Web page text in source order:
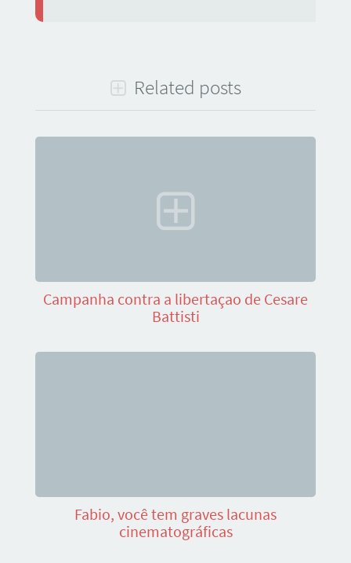
Related posts
Campanha contra a libertaçao de Cesare
Battisti
Fabio, você tem graves lacunas
cinematográficas